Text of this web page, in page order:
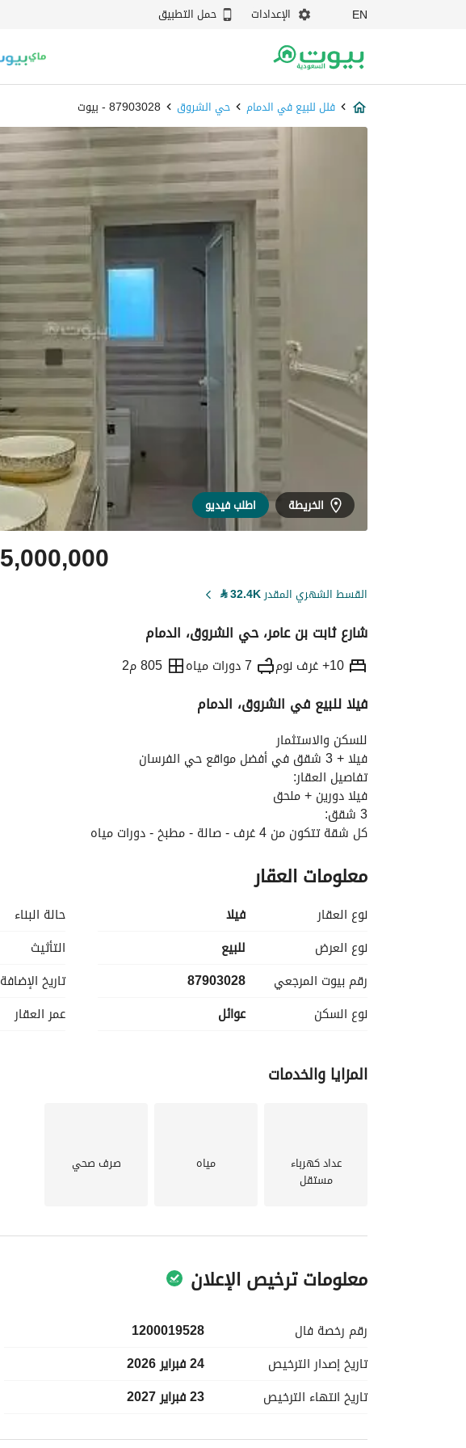
EN الإعدادات حمل التطبيق
فلل للبيع في الدمام حي الشروق 87903028 - بيوت
الخريطة اطلب فيديو
5,000,000
القسط الشهري المقدر32.4K
⃁
شارع ثابت بن عامر، حي الشروق، الدمام
10+ غرف نوم 7 دورات مياه 805 م2
التفاصيل معلومات ترخيص الإعلان
فيلا للبيع في الشروق، الدمام
للسكن والاستثمار
فيلا + 3 شقق في أفضل مواقع حي الفرسان
تفاصيل العقار:
فيلا دورين + ملحق
3 شقق:
كل شقة تتكون من 4 غرف - صالة - مطبخ - دورات مياه
معلومات العقار
نوع العقار
فیلا
نوع العرض
للبيع
رقم بيوت المرجعي
87903028
نوع السكن
عوائل
حالة البناء
التأثيث
تاريخ الإضافة
عمر العقار
المزايا والخدمات
عداد كهرباء
مستقل
مياه صرف صحي
معلومات ترخيص الإعلان
رقم رخصة فال
1200019528
تاريخ إصدار الترخيص
24 فبراير 2026
تاريخ انتهاء الترخيص 23 فبراير 2027